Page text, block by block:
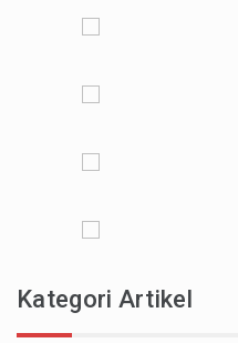
Kategori Artikel